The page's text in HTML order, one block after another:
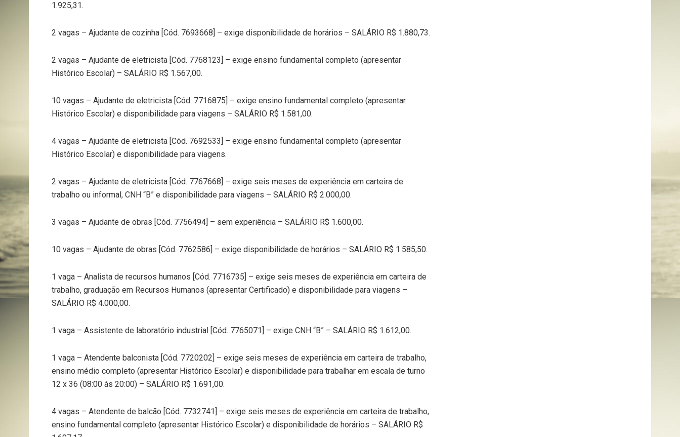
1.925,31.
2 vagas – Ajudante de cozinha [Cód. 7693668] – exige disponibilidade de horários – SALÁRIO R$ 1.880,73.
2 vagas – Ajudante de eletricista [Cód. 7768123] – exige ensino fundamental completo (apresentar
Histórico Escolar) – SALÁRIO R$ 1.567,00.
10 vagas – Ajudante de eletricista [Cód. 7716875] – exige ensino fundamental completo (apresentar
Histórico Escolar) e disponibilidade para viagens – SALÁRIO R$ 1.581,00.
4 vagas – Ajudante de eletricista [Cód. 7692533] – exige ensino fundamental completo (apresentar
Histórico Escolar) e disponibilidade para viagens.
2 vagas – Ajudante de eletricista [Cód. 7767668] – exige seis meses de experiência em carteira de
trabalho ou informal, CNH “B” e disponibilidade para viagens – SALÁRIO R$ 2.000,00.
3 vagas – Ajudante de obras [Cód. 7756494] – sem experiência – SALÁRIO R$ 1.600,00.
10 vagas – Ajudante de obras [Cód. 7762586] – exige disponibilidade de horários – SALÁRIO R$ 1.585,50.
1 vaga – Analista de recursos humanos [Cód. 7716735] – exige seis meses de experiência em carteira de
trabalho, graduação em Recursos Humanos (apresentar Certificado) e disponibilidade para viagens –
SALÁRIO R$ 4.000,00.
1 vaga – Assistente de laboratório industrial [Cód. 7765071] – exige CNH “B” – SALÁRIO R$ 1.612,00.
1 vaga – Atendente balconista [Cód. 7720202] – exige seis meses de experiência em carteira de trabalho,
ensino médio completo (apresentar Histórico Escolar) e disponibilidade para trabalhar em escala de turno
12 x 36 (08:00 às 20:00) – SALÁRIO R$ 1.691,00.
4 vagas – Atendente de balcão [Cód. 7732741] – exige seis meses de experiência em carteira de trabalho,
ensino fundamental completo (apresentar Histórico Escolar) e disponibilidade de horários – SALÁRIO R$